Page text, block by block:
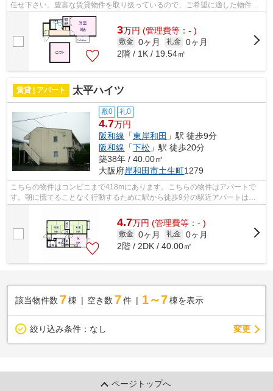
任せ下さい。豊富な賃貸物件を取り扱っているので、ご希望に適した物件の
ご紹介ができます。不明な点がござい...
3万円 (管理費等：- )
敷金 0ヶ月 礼金 0ヶ月
2階 / 1K / 19.54㎡
賃貸 | アパート 太平ハイツ
敷0 礼0
4.7万円
阪和線 「東岸和田 」駅 徒歩9分
阪和線 「下松 」駅 徒歩20分
築38年 / 40.00㎡
大阪府岸和田市土生町1279
こちらの物件はコンビニまで418mにあります。こちらの物件はアパートで
す。朝に慌てることなく行動するために駅から徒歩9分の駅近アパートはい
4.7万円 (管理費等：- )
敷金 0ヶ月 礼金 0ヶ月
2階 / 2DK / 40.00㎡
該当物件数 7棟 空き数 7 件 1～7 棟を表示
絞り込み条件： なし 変更
ページトップへ